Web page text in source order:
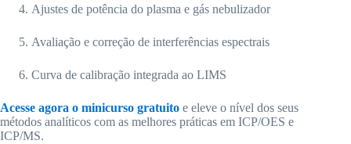
Ajustes de potência do plasma e gás nebulizador
Avaliação e correção de interferências espectrais
Curva de calibração integrada ao LIMS
Acesse agora o minicurso gratuito e eleve o nível dos seus
métodos analíticos com as melhores práticas em ICP/OES e
ICP/MS.